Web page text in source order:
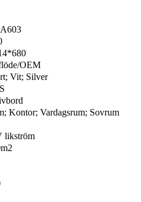
OEM
Vit; Silver
Kontor; Vardagsrum; Sovrum
likström